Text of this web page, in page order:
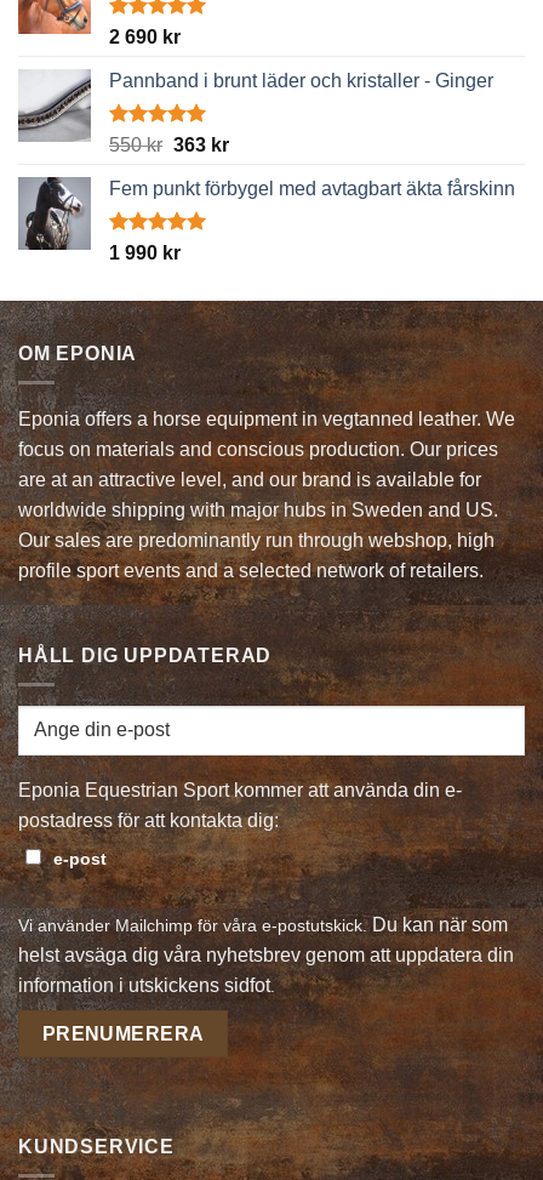
Betygsatt
2 690 kr
Pannband i brunt läder och kristaller - Ginger
Betygsatt
550kr Det
priset
var:
550 kr.
363 krDet
priset
Fem punkt förbygel med avtagbart äkta fårskinn
Betygsatt
1 990 kr
OM EPONIA
Eponia offers a horse equipment in vegtanned leather. We
focus on materials and conscious production. Our prices
are at an attractive level, and our brand is available for
worldwide shipping with major hubs in Sweden and US.
Our sales are predominantly run through webshop, high
profile sport events and a selected network of retailers.
HÅLL DIG UPPDATERAD
Eponia Equestrian Sport kommer att använda din e-
postadress för att kontakta dig:
e-post
Vi använder Mailchimp för våra e-postutskick.Du kan när som
helst avsäga dig våra nyhetsbrev genom att uppdatera din
information i utskickens sidfot.
KUNDSERVICE